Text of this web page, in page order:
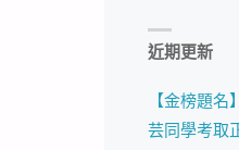
近期更新
【金榜題
芸同學考取